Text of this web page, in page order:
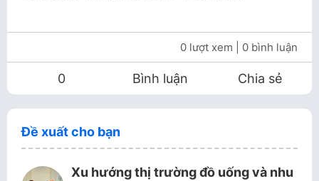
0 lượt xem | 0 bình luận
0 Bình luận Chia sẻ
Đề xuất cho bạn
Xu hướng thị trường đồ uống và nhu